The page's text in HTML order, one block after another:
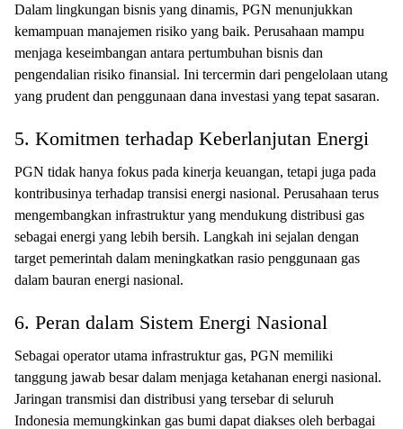
Dalam lingkungan bisnis yang dinamis, PGN menunjukkan
kemampuan manajemen risiko yang baik. Perusahaan mampu
menjaga keseimbangan antara pertumbuhan bisnis dan
pengendalian risiko finansial. Ini tercermin dari pengelolaan utang
yang prudent dan penggunaan dana investasi yang tepat sasaran.
5. Komitmen terhadap Keberlanjutan Energi
PGN tidak hanya fokus pada kinerja keuangan, tetapi juga pada
kontribusinya terhadap transisi energi nasional. Perusahaan terus
mengembangkan infrastruktur yang mendukung distribusi gas
sebagai energi yang lebih bersih. Langkah ini sejalan dengan
target pemerintah dalam meningkatkan rasio penggunaan gas
dalam bauran energi nasional.
6. Peran dalam Sistem Energi Nasional
Sebagai operator utama infrastruktur gas, PGN memiliki
tanggung jawab besar dalam menjaga ketahanan energi nasional.
Jaringan transmisi dan distribusi yang tersebar di seluruh
Indonesia memungkinkan gas bumi dapat diakses oleh berbagai